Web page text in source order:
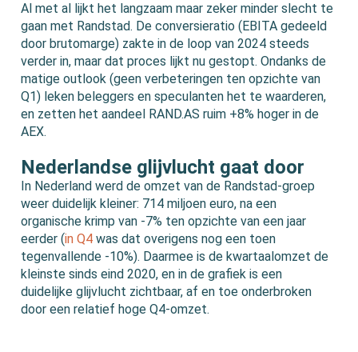
Al met al lijkt het langzaam maar zeker minder slecht te
gaan met Randstad. De conversieratio (EBITA gedeeld
door brutomarge) zakte in de loop van 2024 steeds
verder in, maar dat proces lijkt nu gestopt. Ondanks de
matige outlook (geen verbeteringen ten opzichte van
Q1) leken beleggers en speculanten het te waarderen,
en zetten het aandeel RAND.AS ruim +8% hoger in de
AEX.
Nederlandse glijvlucht gaat door
In Nederland werd de omzet van de Randstad-groep
weer duidelijk kleiner: 714 miljoen euro, na een
organische krimp van -7% ten opzichte van een jaar
eerder (in Q4 was dat overigens nog een toen
tegenvallende -10%). Daarmee is de kwartaalomzet de
kleinste sinds eind 2020, en in de grafiek is een
duidelijke glijvlucht zichtbaar, af en toe onderbroken
door een relatief hoge Q4-omzet.